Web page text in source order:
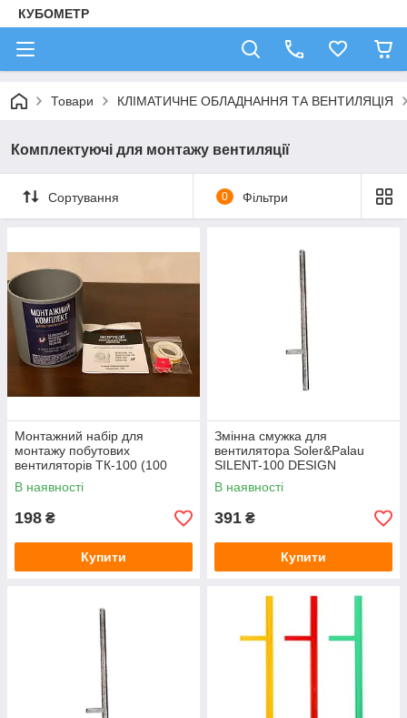
КУБОМЕТР
Товари КЛІМАТИЧНЕ ОБЛАДНАННЯ ТА ВЕНТИЛЯЦІЯ
Комплектуючі для монтажу вентиляції
Сортування 0 Фільтри
Монтажний набір для
монтажу побутових
вентиляторів ТК-100 (100
мм)
В наявності
198 ₴
Купити
Змінна смужка для
вентилятора Soler&Palau
SILENT-100 DESIGN
ПРОЗРАЧНА
В наявності
391 ₴
Купити